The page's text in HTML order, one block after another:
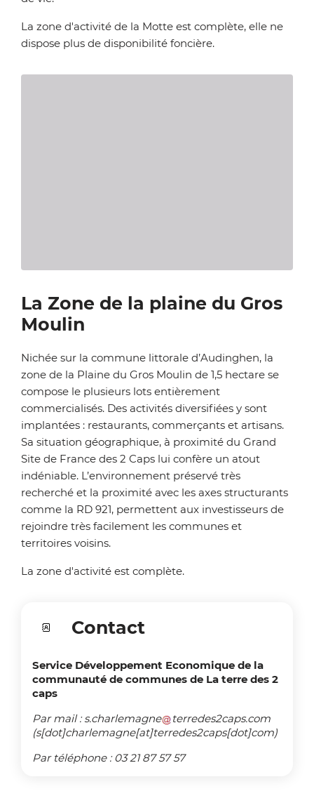
La zone d'activité de la Motte est complète, elle ne
dispose plus de disponibilité foncière.
La Zone de la plaine du Gros
Moulin
Nichée sur la commune littorale d’Audinghen, la
zone de la Plaine du Gros Moulin de 1,5 hectare se
compose le plusieurs lots entièrement
commercialisés. Des activités diversifiées y sont
implantées : restaurants, commerçants et artisans.
Sa situation géographique, à proximité du Grand
Site de France des 2 Caps lui confère un atout
indéniable. L’environnement préservé très
recherché et la proximité avec les axes structurants
comme la RD 921, permettent aux investisseurs de
rejoindre très facilement les communes et
territoires voisins.
La zone d'activité est complète.
Contact
Service Développement Economique de la
communauté de communes de La terre des 2
caps
Par mail :s.charlemagne terredes2caps.com
(s[dot]charlemagne[at]terredes2caps[dot]com)
Par téléphone : 03 21 87 57 57